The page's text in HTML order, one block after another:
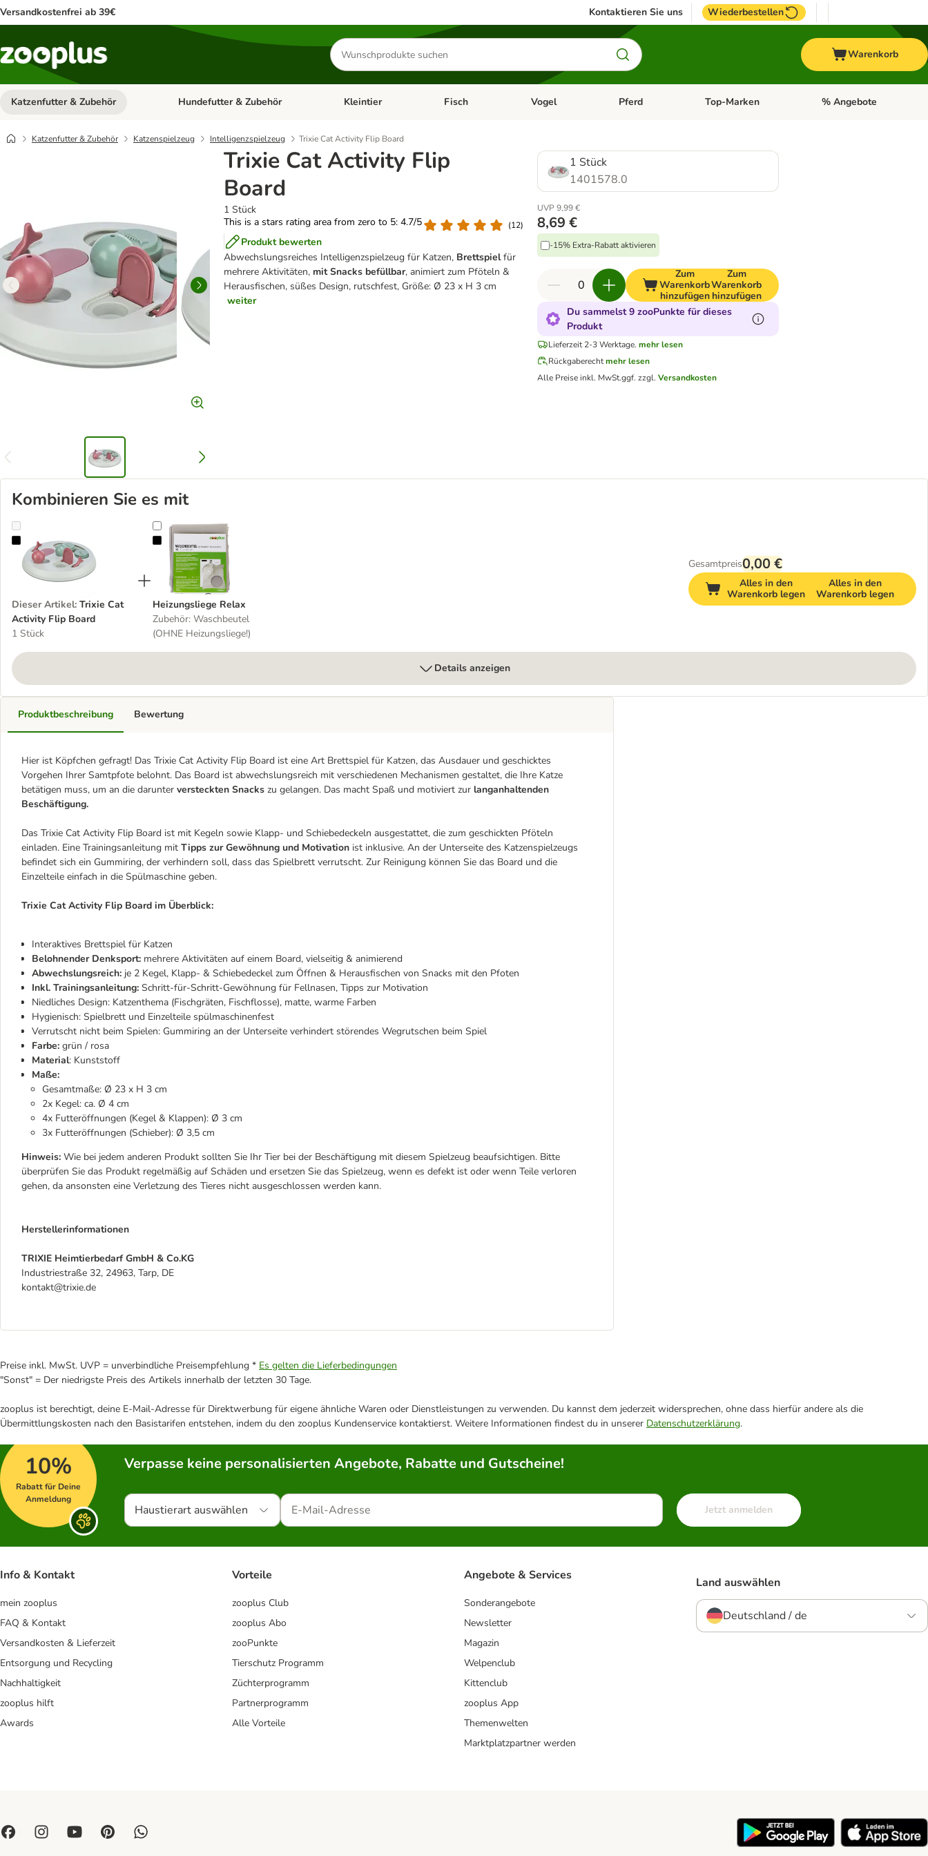
Versandkostenfrei ab 39€ Kontaktieren Sie uns Wiederbestellen
Produkte
suchen
Warenkorb
Katzenfutter & Zubehör Kategorie-Menü öffnen: Katzenfutter & Zubehör
Hundefutter & Zubehör Kategorie-Menü öffnen: Hundefutter & Zubehör
Kleintier Kategorie-Menü öffnen: Kleintier
Fisch Kategorie-Menü öffnen: Fisch
Vogel Kategorie-Menü öffnen: Vogel
Pferd Kategorie-Menü öffnen: Pferd
Top-Marken Kategorie-Menü öffnen:
% Angebote
Katzenfutter & Zubehör Katzenspielzeug Intelligenzspielzeug Trixie Cat Activity Flip Board
Trixie Cat Activity Flip
Board
1 Stück
This is a stars rating area from zero to 5: 4.7/5
(12)
Produkt bewerten
Abwechslungsreiches Intelligenzspielzeug für Katzen, Brettspielfür
mehrere Aktivitäten, mit Snacks befüllbar, animiert zum Pföteln &
Herausfischen, süßes Design, rutschfest, Größe: Ø 23 x H 3 cm
weiter
1 Stück
1401578.0
UVP 9,99 €
8,69 €
-15% Extra-Rabatt aktivieren
Zum
Warenkorb
hinzufügen
Zum
Warenkorb
hinzufügen
Du sammelst 9 zooPunkte für dieses
Produkt
Lieferzeit 2-3 Werktage. mehr lesen
Rückgaberechtmehr lesen
Alle Preise inkl. MwSt.ggf. zzgl. Versandkosten
Kombinieren Sie es mit
Trixie Cat Activity Flip Board
Dieser Artikel: Trixie Cat
Activity Flip Board
1 Stück
Heizungsliege Relax
Heizungsliege Relax
Zubehör: Waschbeutel
(OHNE Heizungsliege!)
Gesamtpreis0,00 €
Alles in den
Warenkorb legen
Alles in den
Warenkorb legen
Details anzeigen
Produktbeschreibung
Hier ist Köpfchen gefragt! Das Trixie Cat Activity Flip Board ist eine Art Brettspiel für Katzen, das Ausdauer und geschicktes
Vorgehen Ihrer Samtpfote belohnt. Das Board ist abwechslungsreich mit verschiedenen Mechanismen gestaltet, die Ihre Katze
betätigen muss, um an die darunter versteckten Snacks zu gelangen. Das macht Spaß und motiviert zur langanhaltenden
Beschäftigung.
Das Trixie Cat Activity Flip Board ist mit Kegeln sowie Klapp- und Schiebedeckeln ausgestattet, die zum geschickten Pföteln
einladen. Eine Trainingsanleitung mit Tipps zur Gewöhnung und Motivation ist inklusive. An der Unterseite des Katzenspielzeugs
befindet sich ein Gummiring, der verhindern soll, dass das Spielbrett verrutscht. Zur Reinigung können Sie das Board und die
Einzelteile einfach in die Spülmaschine geben.
Trixie Cat Activity Flip Board im Überblick:
Interaktives Brettspiel für Katzen
Belohnender Denksport: mehrere Aktivitäten auf einem Board, vielseitig & animierend
Abwechslungsreich: je 2 Kegel, Klapp- & Schiebedeckel zum Öffnen & Herausfischen von Snacks mit den Pfoten
Inkl. Trainingsanleitung: Schritt-für-Schritt-Gewöhnung für Fellnasen, Tipps zur Motivation
Niedliches Design: Katzenthema (Fischgräten, Fischflosse), matte, warme Farben
Hygienisch: Spielbrett und Einzelteile spülmaschinenfest
Verrutscht nicht beim Spielen: Gummiring an der Unterseite verhindert störendes Wegrutschen beim Spiel
Farbe: grün / rosa
Material: Kunststoff
Maße:
Gesamtmaße: Ø 23 x H 3 cm
2x Kegel: ca. Ø 4 cm
4x Futteröffnungen (Kegel & Klappen): Ø 3 cm
3x Futteröffnungen (Schieber): Ø 3,5 cm
Hinweis: Wie bei jedem anderen Produkt sollten Sie Ihr Tier bei der Beschäftigung mit diesem Spielzeug beaufsichtigen. Bitte
überprüfen Sie das Produkt regelmäßig auf Schäden und ersetzen Sie das Spielzeug, wenn es defekt ist oder wenn Teile verloren
gehen, da ansonsten eine Verletzung des Tieres nicht ausgeschlossen werden kann.
Herstellerinformationen
TRIXIE Heimtierbedarf GmbH & Co.KG
Industriestraße 32, 24963, Tarp, DE
kontakt@trixie.de
Bewertung
Preise inkl. MwSt. UVP = unverbindliche Preisempfehlung * Es gelten die Lieferbedingungen
"Sonst" = Der niedrigste Preis des Artikels innerhalb der letzten 30 Tage.
zooplus ist berechtigt, deine E-Mail-Adresse für Direktwerbung für eigene ähnliche Waren oder Dienstleistungen zu verwenden. Du kannst dem jederzeit widersprechen, ohne dass hierfür andere als die
Übermittlungskosten nach den Basistarifen entstehen, indem du den zooplus Kundenservice kontaktierst. Weitere Informationen findest du in unserer Datenschutzerklärung.
10%
Rabatt für Deine
Anmeldung
Verpasse keine personalisierten Angebote, Rabatte und Gutscheine!
Haustierart auswählen Jetzt anmelden
Info & Kontakt
mein zooplus
FAQ & Kontakt
Versandkosten & Lieferzeit
Entsorgung und Recycling
Nachhaltigkeit
zooplus hilft
Awards
Vorteile
zooplus Club
zooplus Abo
zooPunkte
Tierschutz Programm
Züchterprogramm
Partnerprogramm
Alle Vorteile
Angebote & Services
Sonderangebote
Newsletter
Magazin
Welpenclub
Kittenclub
zooplus App
Themenwelten
Marktplatzpartner werden
Land auswählen
Deutschland / de